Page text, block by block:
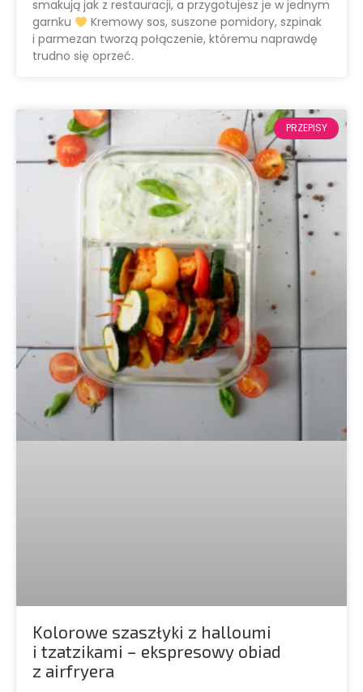
smakują jak z restauracji, a przygotujesz je w jednym
garnku
Kremowy sos, suszone pomidory, szpinak
i parmezan tworzą połączenie, któremu naprawdę
trudno się oprzeć.
PRZEPISY
Kolorowe szaszłyki z halloumi
i tzatzikami – ekspresowy obiad
z airfryera